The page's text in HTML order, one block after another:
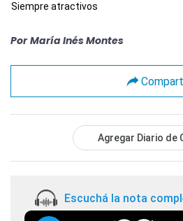
Siempre atractivos
Por María Inés Montes
Agregar Diario de
Escuchá la nota